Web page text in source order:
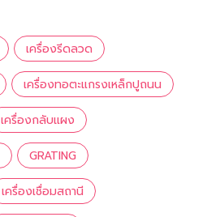
เครื่องรีดลวด
เครื่องทอตะแกรงเหล็กปูถนน
เครื่องกลับแผง
GRATING
เครื่องเชื่อมสถานี